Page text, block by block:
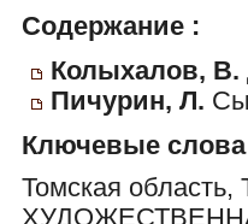
Содержание :
Колыхалов, В.
Пичурин, Л.
Ключевые слова
Томская область,